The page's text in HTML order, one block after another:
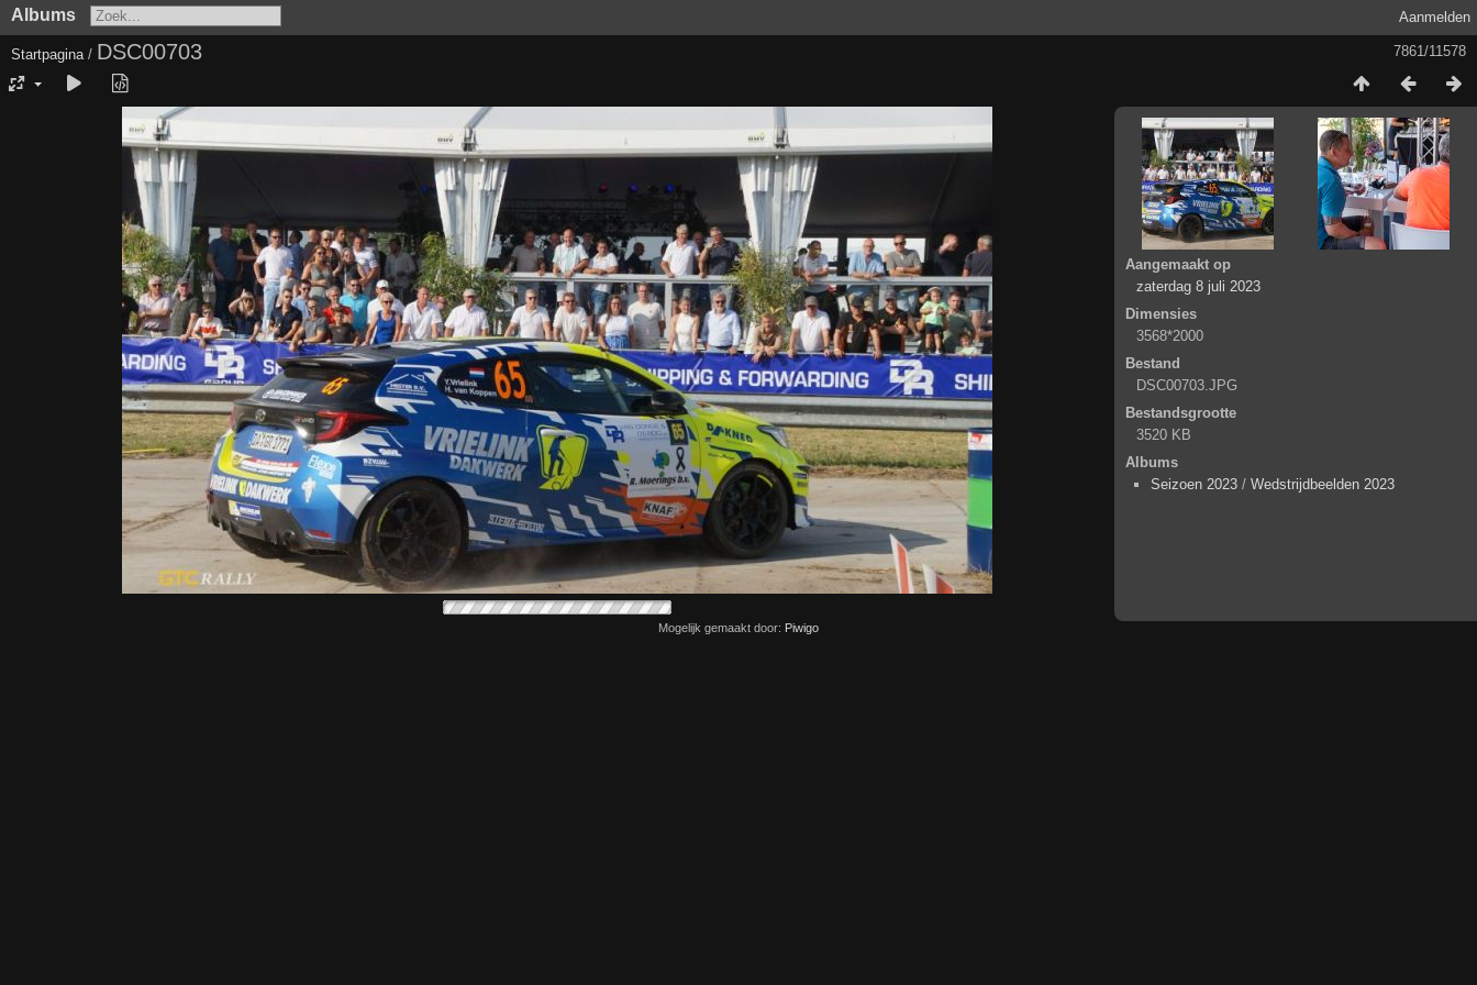
Albums Aanmelden
7861/11578
Startpagina/ DSC00703
Aangemaakt op
zaterdag 8 juli 2023
Dimensies
3568*2000
Bestand
DSC00703.JPG
Bestandsgrootte
3520 KB
Albums
Seizoen 2023 / Wedstrijdbeelden 2023
Mogelijk gemaakt door: Piwigo